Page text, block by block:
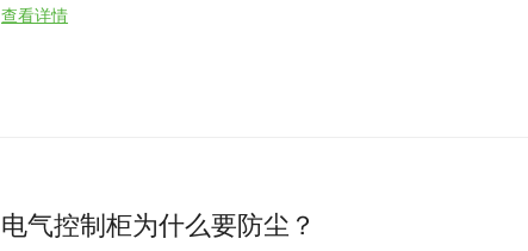
查看详情
电气控制柜为什么要防尘？